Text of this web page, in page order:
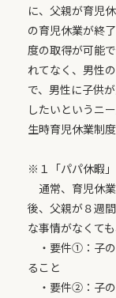
に、父親が育児
の育児休業が終
度の取得が可能
れてなく、男性
で、男性に子供
したいというニ
生時育児休業制
※１「パパ休暇
通常、育児休
後、父親が８週
な事情がなくて
・要件①：子の
ること
・要件②：子の